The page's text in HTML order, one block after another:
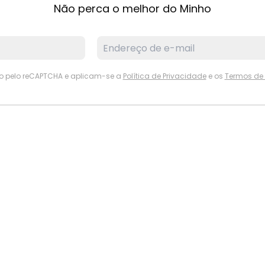
Não perca o melhor do Minho
pelo reCAPTCHA e aplicam-se a Política de Privacidadee os Termos de